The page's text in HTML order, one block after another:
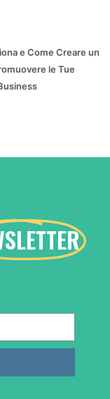
e Come Creare un
le Tue